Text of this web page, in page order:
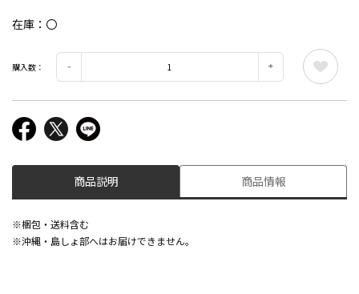
在庫 〇
購入数：
商品説明 商品情報
※梱包・送料含む
※沖縄・島しょ部へはお届けできません。